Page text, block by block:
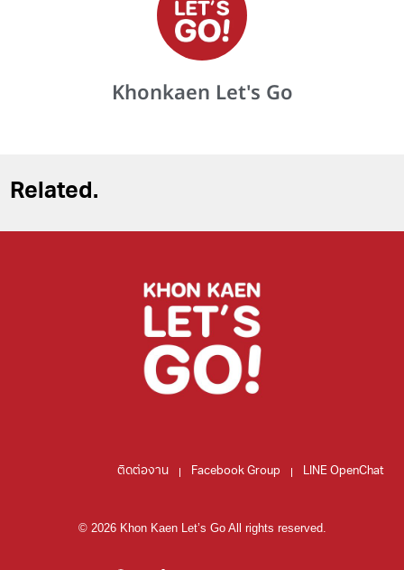
Khonkaen Let's Go
Related.
ติดต่องาน Facebook Group LINE OpenChat
© 2026 Khon Kaen Let’s Go All rights reserved.